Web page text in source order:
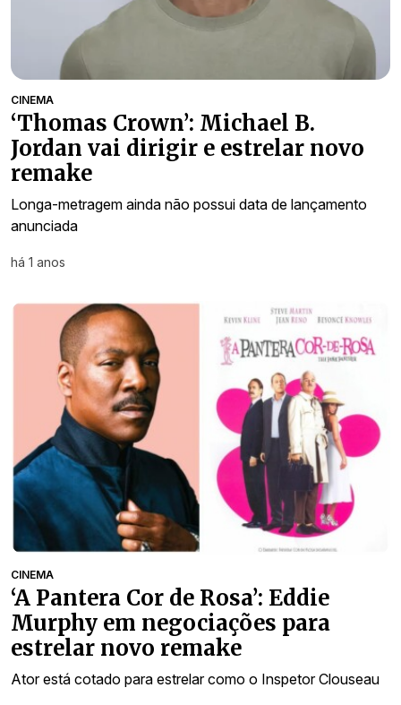
CINEMA
‘Thomas Crown’: Michael B.
Jordan vai dirigir e estrelar novo
remake
Longa-metragem ainda não possui data de lançamento
anunciada
há 1 anos
CINEMA
‘A Pantera Cor de Rosa’: Eddie
Murphy em negociações para
estrelar novo remake
Ator está cotado para estrelar como o Inspetor Clouseau